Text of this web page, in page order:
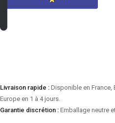
Livraison rapide : Disponible en France,
Europe en 1 à 4 jours.
Garantie discrétion : Emballage neutre